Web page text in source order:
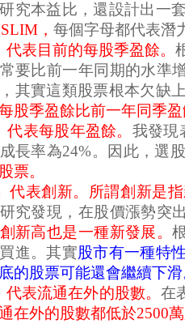
究本益比，還設計出一
， 每個字母都代表潛
代表目前的每股季盈餘。
要比前一年同期的水準
其實這類股票根本欠缺
股季盈餘比前一年同季
代表每股年盈餘。 我發現
長率為24%。因此，選
票。
」代表創新。所謂創新是
究發現，在股價漲勢突
新高也是一種新發展。
進。其實股市有一種特
的股票可能還會繼續下滑
代表流通在外的股數。在
在外的股數都低於2500萬